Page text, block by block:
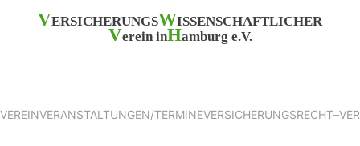
VERSICHERUNGSWISSENSCHAFTLICHER
Verein inHamburg e.V.
VEREINVERANSTALTUNGEN/TERMINEVERSICHERUNGSRECHT–